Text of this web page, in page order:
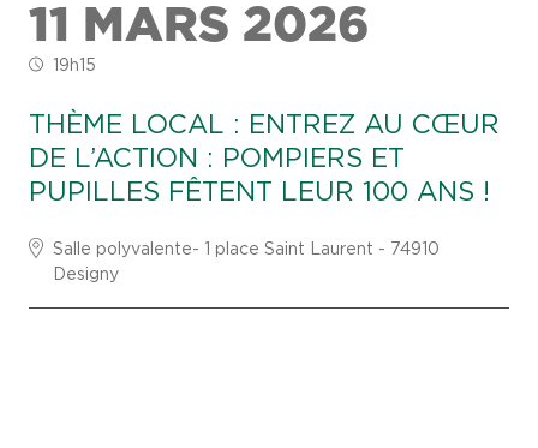
11 MARS 2026
19h15
THÈME LOCAL : ENTREZ AU CŒUR
DE L’ACTION : POMPIERS ET
PUPILLES FÊTENT LEUR 100 ANS !
Salle polyvalente- 1 place Saint Laurent - 74910
Designy